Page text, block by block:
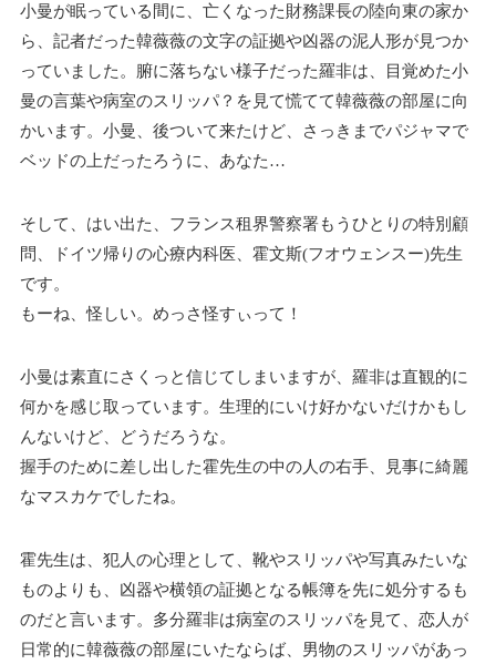
小曼が眠っている間に、亡くなった財務課長の陸向東の家か
ら、記者だった韓薇薇の文字の証拠や凶器の泥人形が見つか
っていました。腑に落ちない様子だった羅非は、目覚めた小
曼の言葉や病室のスリッパ？を見て慌てて韓薇薇の部屋に向
かいます。小曼、後ついて来たけど、さっきまでパジャマで
ベッドの上だったろうに、あなた…
そして、はい出た、フランス租界警察署もうひとりの特別顧
問、ドイツ帰りの心療内科医、霍文斯(フオウェンスー)先生
です。
もーね、怪しい。めっさ怪すぃって！
小曼は素直にさくっと信じてしまいますが、羅非は直観的に
何かを感じ取っています。生理的にいけ好かないだけかもし
んないけど、どうだろうな。
握手のために差し出した霍先生の中の人の右手、見事に綺麗
なマスカケでしたね。
霍先生は、犯人の心理として、靴やスリッパや写真みたいな
ものよりも、凶器や横領の証拠となる帳簿を先に処分するも
のだと言います。多分羅非は病室のスリッパを見て、恋人が
日常的に韓薇薇の部屋にいたならば、男物のスリッパがあっ